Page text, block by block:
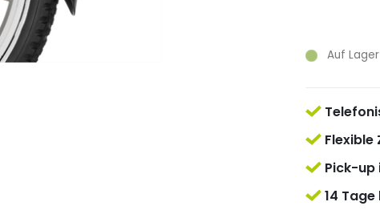
Auf Lager
Pick-up
14